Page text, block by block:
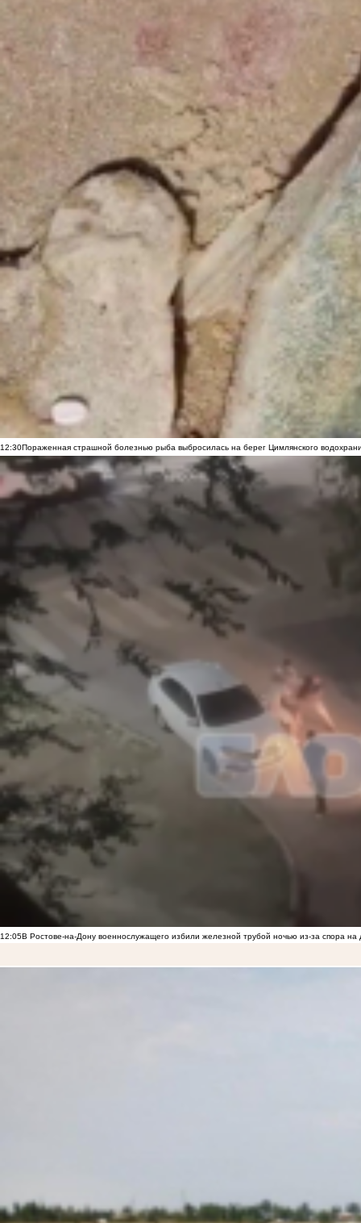
12:30Пораженная страшной болезнью рыба выбросилась на берег Цимлянского
12:05В Ростове-на-Дону военнослужащего избили железной трубой ночью из-за спора на